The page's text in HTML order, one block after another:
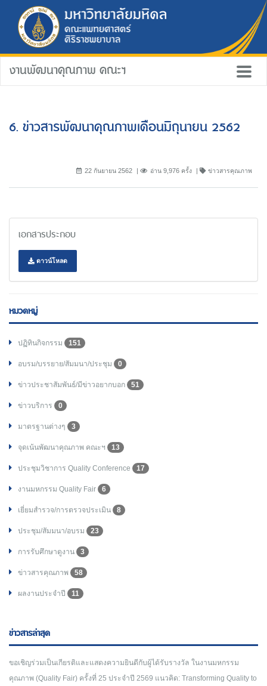
งานพัฒนาคุณภาพ คณะฯ
6. ข่าวสารพัฒนาคุณภาพเดือนมิถุนายน 2562
22 กันยายน 2562 อ่าน 9,976 ครั้ง ข่าวสารคุณภาพ
เอกสารประกอบ
ดาวน์โหลด
หมวดหมู่
ปฏิทินกิจกรรม 151
อบรม/บรรยาย/สัมมนา/ประชุม 0
ข่าวประชาสัมพันธ์/มีข่าวอยากบอก 51
ข่าวบริการ 0
มาตรฐานต่างๆ 3
จุดเน้นพัฒนาคุณภาพ คณะฯ 13
ประชุมวิชาการ Quality Conference 17
งานมหกรรม Quality Fair 6
เยี่ยมสำรวจ/การตรวจประเมิน 8
ประชุม/สัมมนา/อบรม 23
การรับศึกษาดูงาน 3
ข่าวสารคุณภาพ 58
ผลงานประจำปี 11
ข่าวสารล่าสุด
ขอเชิญร่วมเป็นเกียรติและแสดงความยินดีกับผู้ได้รับรางวัล ในงานมหกรรม
คุณภาพ (Quality Fair) ครั้งที่ 25 ประจำปี 2569 แนวคิด: Transforming Quality to